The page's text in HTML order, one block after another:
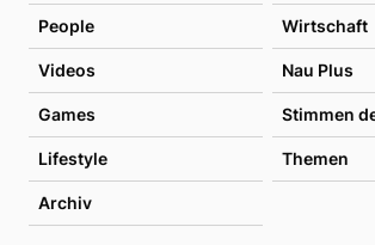
People Wirtschaft
Videos Nau Plus
Games Stimmen
Lifestyle Themen
Archiv